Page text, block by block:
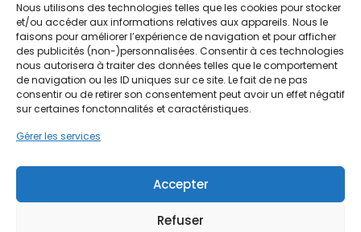
Nous utilisons des technologies telles que les cookies pour stocker
et/ou accéder aux informations relatives aux appareils. Nous le
faisons pour améliorer l’expérience de navigation et pour afficher
des publicités (non-)personnalisées. Consentir à ces technologies
nous autorisera à traiter des données telles que le comportement
de navigation ou les ID uniques sur ce site. Le fait de ne pas
consentir ou de retirer son consentement peut avoir un effet négatif
sur certaines fonctonnalités et caractéristiques.
Gérer les services
Accepter
Refuser
Traitement d'eau
Filtration, adoucissement et purification